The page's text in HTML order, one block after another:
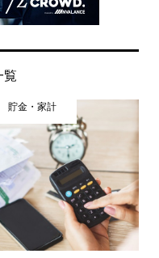
覧
貯金・家計